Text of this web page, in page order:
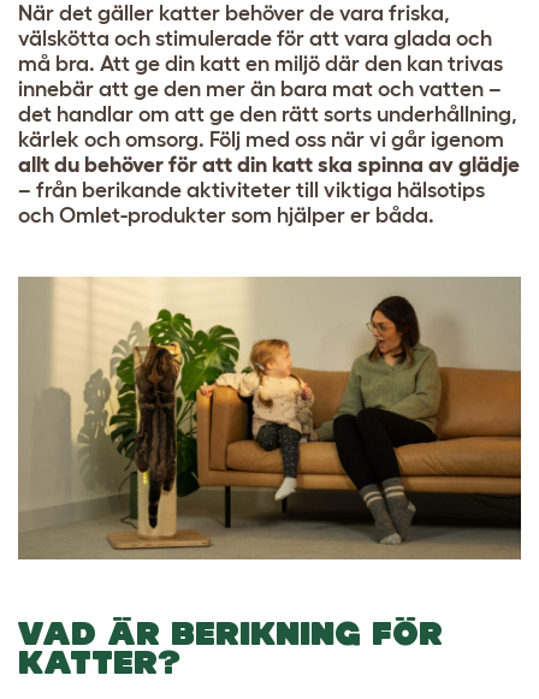
När det gäller katter behöver de vara friska,
välskötta och stimulerade för att vara glada och
må bra. Att ge din katt en miljö där den kan trivas
innebär att ge den mer än bara mat och vatten –
det handlar om att ge den rätt sorts underhållning,
kärlek och omsorg. Följ med oss ​​när vi går igenom
allt du behöver för att din katt ska spinna av glädje
– från berikande aktiviteter till viktiga hälsotips
och Omlet-produkter som hjälper er båda.
VAD ÄR BERIKNING FÖR
KATTER?